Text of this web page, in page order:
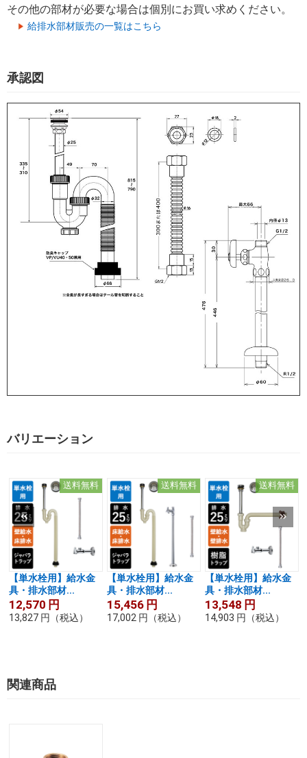
その他の部材が必要な場合は個別にお買い求めください。
給排水部材販売の一覧はこちら
承認図
バリエーション
送料無料
【単水栓用】給水金
具・排水部材...
12,570 円
13,827 円 （税込）
送料無料
【単水栓用】給水金
具・排水部材...
15,456 円
17,002 円 （税込）
送料無料
【単水栓用】給水金
具・排水部材...
13,548 円
14,903 円 （税込）
関連商品